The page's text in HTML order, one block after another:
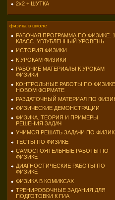
2х2 + ШУТКА
физика в школе
РАБОЧАЯ ПРОГРАММА ПО ФИЗИКЕ.
КЛАСС. УГЛУБЛЕННЫЙ УРОВЕНЬ
ИСТОРИЯ ФИЗИКИ
К УРОКАМ ФИЗИКИ
РАБОЧИЕ МАТЕРИАЛЫ К УРОКАМ
ФИЗИКИ
КОНТРОЛЬНЫЕ РАБОТЫ ПО
НОВОМ ФОРМАТЕ
РАЗДАТОЧНЫЙ МАТЕРИАЛ ПО
ФИЗИЧЕСКИЕ ДЕМОНСТРАЦИИ
ФИЗИКА. ТЕОРИЯ И ПРИМЕРЫ
РЕШЕНИЯ ЗАДАЧ
УЧИМСЯ РЕШАТЬ ЗАДАЧИ ПО
ТЕСТЫ ПО ФИЗИКЕ
САМОСТОЯТЕЛЬНЫЕ РАБОТЫ ПО
ФИЗИКЕ
ДИАГНОСТИЧЕСКИЕ РАБОТЫ ПО
ФИЗИКЕ
ФИЗИКА В КОМИКСАХ
ТРЕНИРОВОЧНЫЕ ЗАДАНИЯ ДЛЯ
ПОДГОТОВКИ К ГИА